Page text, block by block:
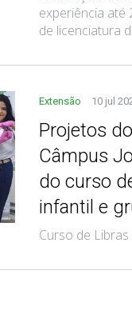
experiência até
de licenciatura
Extensão 10 jul
Projetos
Câmpus
do curso
infantil e
Curso de